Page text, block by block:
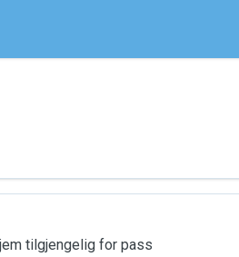
tilgjengelig for pass